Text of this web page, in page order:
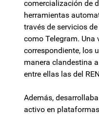
comercialización de
herramientas
través de servicios
como Telegram. Una
correspondiente, los
manera clandestina
entre ellas las del
Además,
activo en